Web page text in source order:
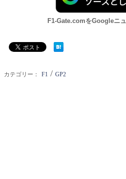
F1-Gate.comをGoogleニ
カテゴリー： F1 / GP2